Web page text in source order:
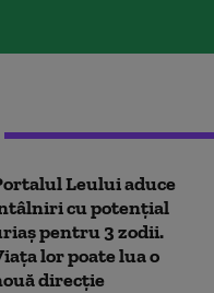
Leului aduce
cu potențial
pentru 3 zodii.
lor poate lua o
direcție